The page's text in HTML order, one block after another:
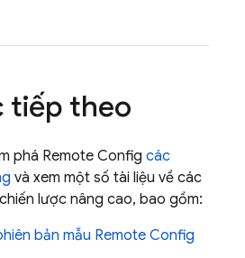
tiếp theo
phá Remote Config các
và xem một số tài liệu về các
lược nâng cao, bao gồm:
bản mẫu Remote Config